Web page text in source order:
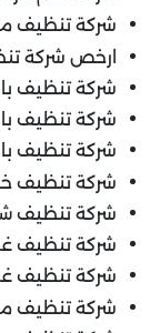
شركة تنظيف
ارخص شركة
شركة تنظيف
شركة تنظيف
شركة تنظيف
شركة تنظيف
شركة تنظيف
شركة تنظيف
شركة تنظيف
شركة تنظيف